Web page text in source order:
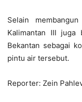
Selain
Kalimantan III juga
Bekantan sebagai
pintu air tersebut.
Reporter: Zein